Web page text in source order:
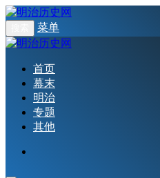
菜单
首页
幕末
明治
专题
其他